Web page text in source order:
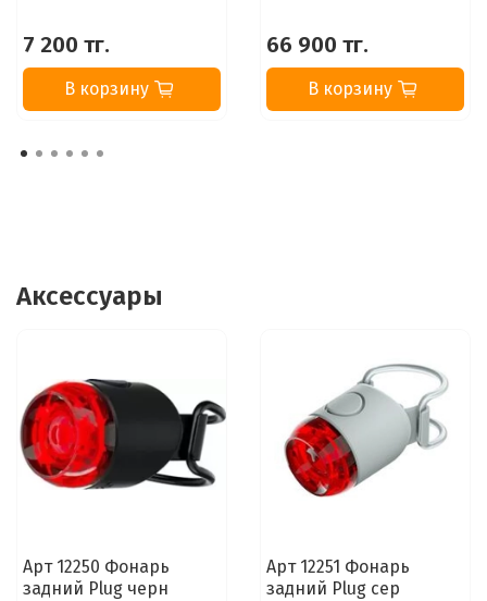
7 200 тг.
В корзину
66 900 тг.
В корзину
Аксессуары
Арт 12250 Фонарь
задний Plug черн
Арт 12251 Фонарь
задний Plug сер